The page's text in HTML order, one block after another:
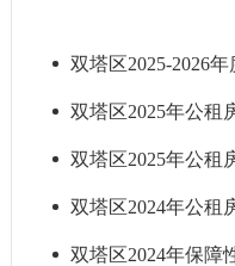
双塔区2025-2026
双塔区2025年公租
双塔区2025年公租
双塔区2024年公租
双塔区2024年保障